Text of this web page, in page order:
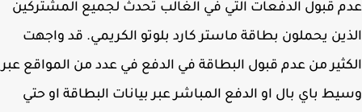
قبول الدفعات التي في الغالب تحدث لجميع المشتركين
يحملون بطاقة ماستر كارد بلوتو الكريمي. قد واجهت
من عدم قبول البطاقة في الدفع في عدد من المواقع عبر
باي بال او الدفع المباشر عبر بيانات البطاقة او حتي